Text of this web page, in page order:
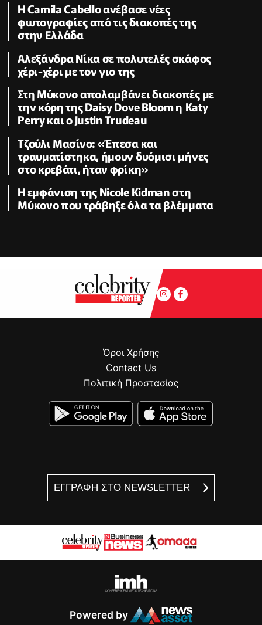
Η Camila Cabello ανέβασε νέες
φωτογραφίες από τις διακοπές της
στην Ελλάδα
Αλεξάνδρα Νίκα σε πολυτελές σκάφος
χέρι-χέρι με τον γιο της
Στη Μύκονο απολαμβάνει διακοπές με
την κόρη της Daisy Dove Bloom η Κaty
Perry και ο Justin Trudeau
Τζούλι Μασίνο: «Έπεσα και
τραυματίστηκα, ήμουν δυόμισι μήνες
στο κρεβάτι, ήταν φρίκη»
Η εμφάνιση της Nicole Kidman στη
Μύκονο που τράβηξε όλα τα βλέμματα
ΕΓΓΡΑΦΗ ΣΤΟ NEWSLETTER
Όροι Χρήσης
Contact Us
Πολιτική Προστασίας
Powered by